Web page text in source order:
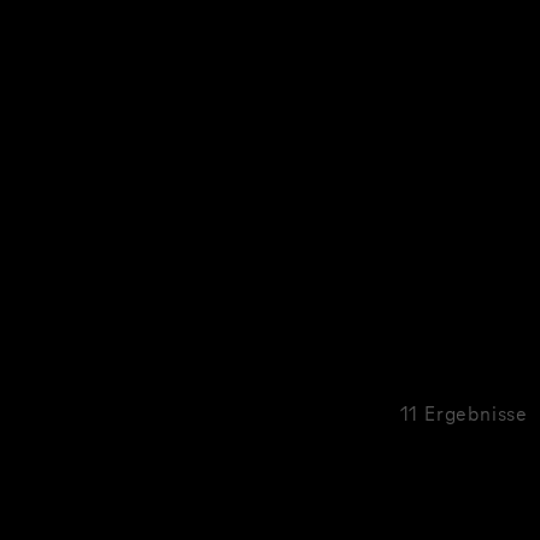
11 Ergebnisse